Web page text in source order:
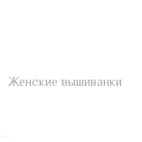
Женские вышиванки